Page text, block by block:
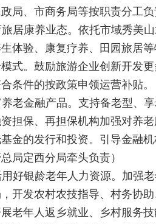
局、市商务局等按职责分工
旅居康养业态。依托市域秀美
体验、康复疗养、田园旅居
式。鼓励旅游企业创新开发
条件的按政策申领运营补贴
养老金融产品。支持备老型、
担保、再担保机构加强对养
金的发行和投资。引导金融
局定西分局牵头负责）
用好银龄老年人力资源。加强
开发农村农技指导、村务协
老年人返乡就业、乡村服务